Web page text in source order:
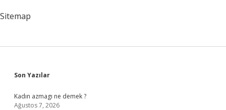
Sitemap
Sidebar
Son Yazılar
Kadın azmagı ne demek ?
Ağustos 7, 2026